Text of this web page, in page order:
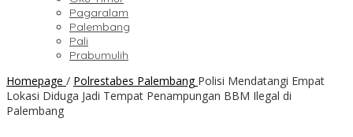
Pagaralam
Palembang
Pali
Prabumulih
Homepage / Polrestabes Palembang Polisi Mendatangi Empat
Lokasi Diduga Jadi Tempat Penampungan BBM Ilegal di
Palembang